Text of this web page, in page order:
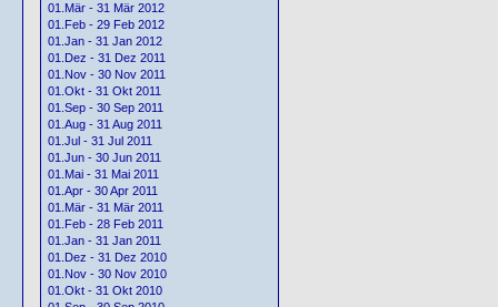
01.Mär - 31 Mär 2012
01.Feb - 29 Feb 2012
01.Jan - 31 Jan 2012
01.Dez - 31 Dez 2011
01.Nov - 30 Nov 2011
01.Okt - 31 Okt 2011
01.Sep - 30 Sep 2011
01.Aug - 31 Aug 2011
01.Jul - 31 Jul 2011
01.Jun - 30 Jun 2011
01.Mai - 31 Mai 2011
01.Apr - 30 Apr 2011
01.Mär - 31 Mär 2011
01.Feb - 28 Feb 2011
01.Jan - 31 Jan 2011
01.Dez - 31 Dez 2010
01.Nov - 30 Nov 2010
01.Okt - 31 Okt 2010